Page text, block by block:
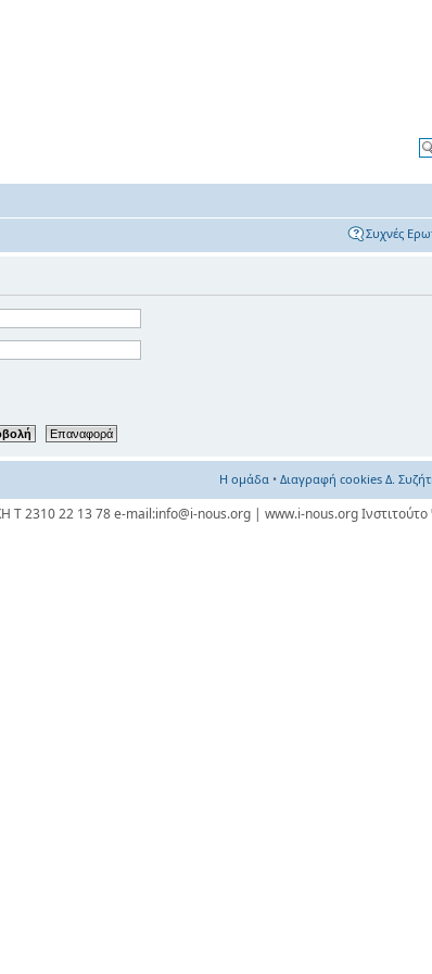
Συχνές
Η ομάδα • Διαγραφή cookies Δ.
2310 22 13 78 e-mail:info@i-nous.org | www.i-nous.org